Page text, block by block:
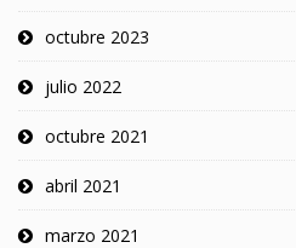
octubre 2023
julio 2022
octubre 2021
abril 2021
marzo 2021